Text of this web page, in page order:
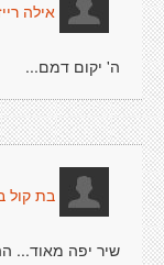
אילה
ה' יקום דמם...
בת קול
שיר יפה מאוד...